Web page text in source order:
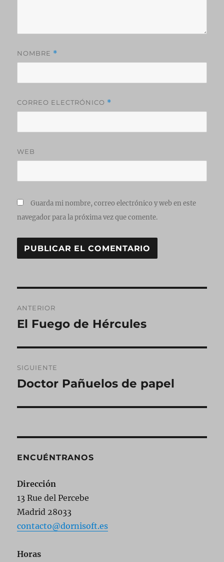
NOMBRE *
CORREO ELECTRÓNICO *
WEB
Guarda mi nombre, correo electrónico y web en este
navegador para la próxima vez que comente.
de
ANTERIOR
Entrada
El Fuego de Hércules
SIGUIENTE
Entrada
Doctor Pañuelos de papel
ENCUÉNTRANOS
Dirección
13 Rue del Percebe
Madrid 28033
contacto@dornisoft.es
Horas